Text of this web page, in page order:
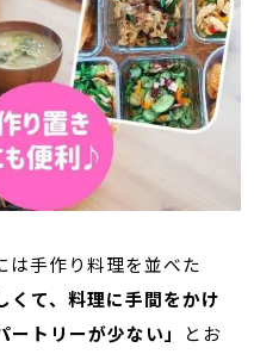
は手作り料理を並べた
くて、料理に手間をかけ
トリーが少ない」
とお